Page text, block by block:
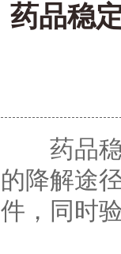
药品稳
药品
的降解途
件，同时